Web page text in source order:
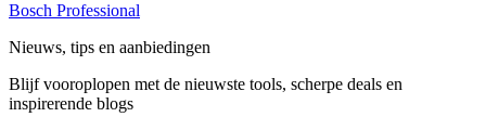
Bosch Professional
Nieuws, tips en aanbiedingen
Blijf vooroplopen met de nieuwste tools, scherpe deals en
inspirerende blogs